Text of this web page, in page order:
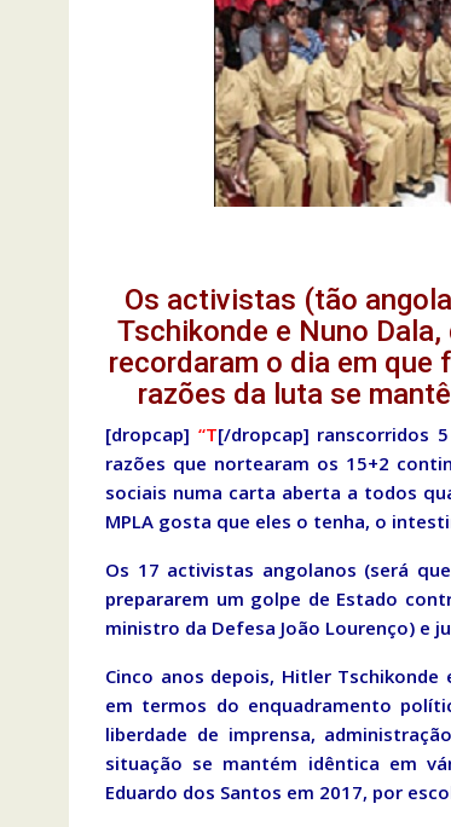
Os activistas (tão
Tschikonde e Nuno
recordaram o dia em que
razões da luta se
[dropcap] “T[/dropcap] ranscorridos
razões que nortearam os 15+2
sociais numa carta aberta a todos
MPLA gosta que eles o tenha, o
Os 17 activistas angolanos (será
prepararem um golpe de Estado
ministro da Defesa João Lourenço) e
Cinco anos depois, Hitler
em termos do enquadramento
liberdade de imprensa,
situação se mantém idêntica em
Eduardo dos Santos em 2017, por